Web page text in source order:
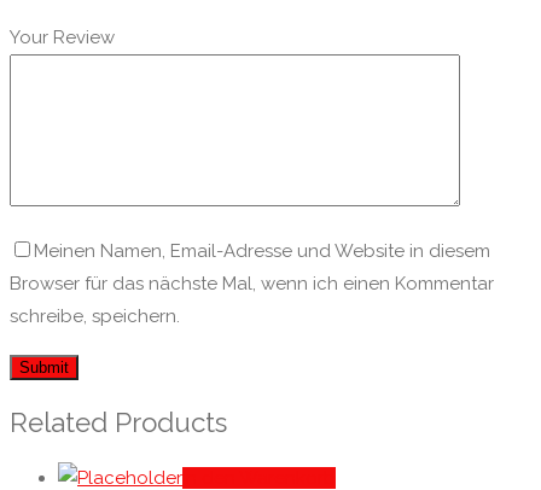
Your Review
Meinen Namen, Email-Adresse und Website in diesem
Browser für das nächste Mal, wenn ich einen Kommentar
schreibe, speichern.
Related Products